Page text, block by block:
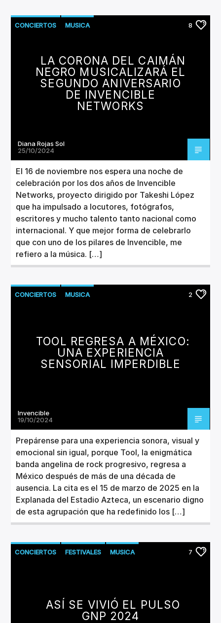
CONCIERTOS MUSICA 8
LA CORONA DEL CAIMÁN
NEGRO MUSICALIZARÁ EL
SEGUNDO ANIVERSARIO
DE INVENCIBLE
NETWORKS
Diana Rojas Sol
25/10/2024
El 16 de noviembre nos espera una noche de
celebración por los dos años de Invencible
Networks, proyecto dirigido por Takeshi López
que ha impulsado a locutores, fotógrafos,
escritores y mucho talento tanto nacional como
internacional. Y que mejor forma de celebrarlo
que con uno de los pilares de Invencible, me
refiero a la música. […]
CONCIERTOS MUSICA 2
TOOL REGRESA A MÉXICO:
UNA EXPERIENCIA
SENSORIAL IMPERDIBLE
Invencible
19/10/2024
Prepárense para una experiencia sonora, visual y
emocional sin igual, porque Tool, la enigmática
banda angelina de rock progresivo, regresa a
México después de más de una década de
ausencia. La cita es el 15 de marzo de 2025 en la
Explanada del Estadio Azteca, un escenario digno
de esta agrupación que ha redefinido los […]
CONCIERTOS FESTIVALES MUSICA 7
ASÍ SE VIVIÓ EL PULSO
GNP 2024